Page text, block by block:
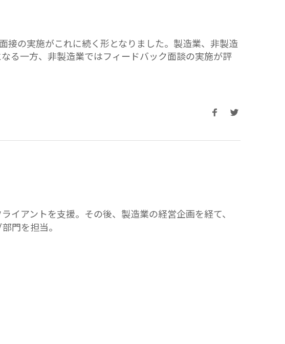
接の実施がこれに続く形となりました。製造業、非製造
る一方、非製造業ではフィードバック面談の実施が評
アントを支援。その後、製造業の経営企画を経て、
門を担当。